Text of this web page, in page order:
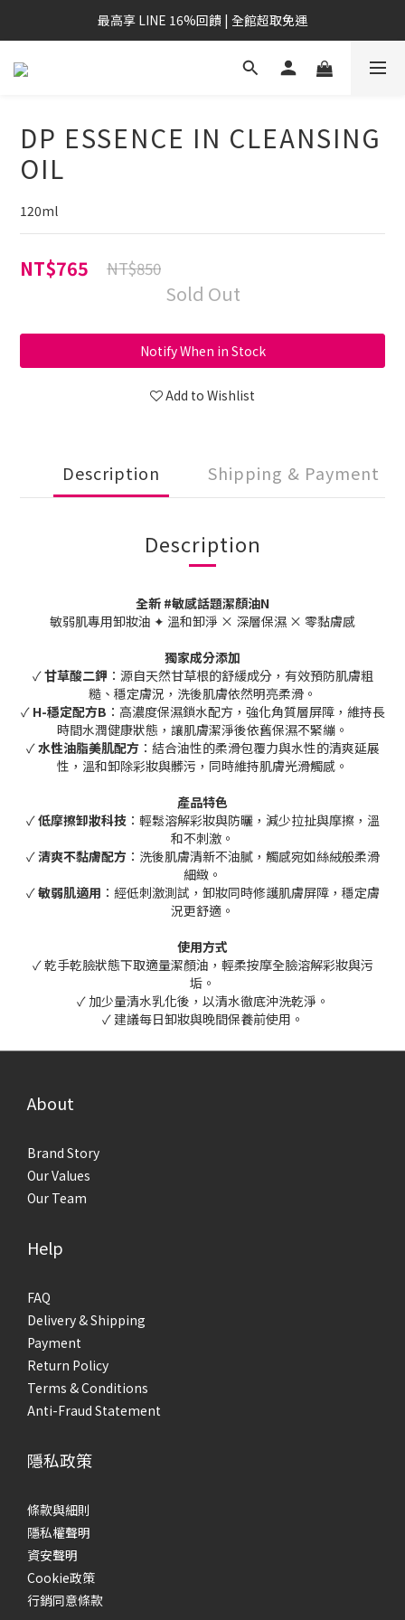
最高享 LINE 16%回饋 | 全館超取免運
DP ESSENCE IN CLEANSING
OIL
120ml
NT$765 NT$850
Sold Out
Notify When in Stock
Add to Wishlist
Description Shipping & Payment
Description
全新 #敏感話題潔顏油N
敏弱肌專用卸妝油 ✦ 溫和卸淨 × 深層保濕 × 零黏膚感
獨家成分添加
✓甘草酸二鉀 ：源自天然甘草根的舒緩成分，有效預防肌膚粗
糙、穩定膚況，洗後肌膚依然明亮柔滑。
✓ H-穩定配方B ：高濃度保濕鎖水配方，強化角質層屏障，維持長
時間水潤健康狀態，讓肌膚潔淨後依舊保濕不緊繃。
✓水性油脂美肌配方：結合油性的柔滑包覆力與水性的清爽延展
性，溫和卸除彩妝與髒污，同時維持肌膚光滑觸感。
產品特色
✓低摩擦卸妝科技：輕鬆溶解彩妝與防曬，減少拉扯與摩擦，溫
和不刺激。
✓清爽不黏膚配方：洗後肌膚清新不油膩，觸感宛如絲絨般柔滑
細緻。
✓敏弱肌適用 ：經低刺激測試，卸妝同時修護肌膚屏障，穩定膚
況更舒適。
使用方式
✓ 乾手乾臉狀態下取適量潔顏油，輕柔按摩全臉溶解彩妝與污
垢。
✓ 加少量清水乳化後，以清水徹底沖洗乾淨。
✓ 建議每日卸妝與晚間保養前使用。
About
Brand Story
Our Values
Our Team
Help
FAQ
Delivery & Shipping
Payment
Return Policy
Terms & Conditions
Anti-Fraud Statement
隱私政策
條款與細則
隱私權聲明
資安聲明
Cookie政策
行銷同意條款